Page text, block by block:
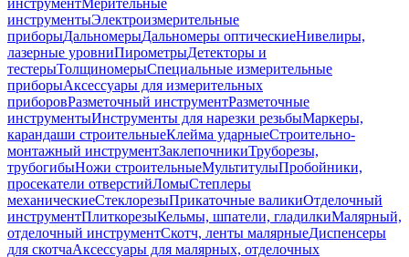
инструментМерительные
инструментыЭлектроизмерительные
приборыДальномерыДальномеры оптическиеНивелиры,
лазерные уровниПирометрыДетекторы и
тестерыТолщиномерыСпециальные измерительные
приборыАксессуары для измерительных
приборовРазметочный инструментРазметочные
инструментыИнструменты для нарезки резьбыМаркеры,
карандаши строительныеКлейма ударныеСтроительно-
монтажный инструментЗаклепочникиТруборезы,
трубогибыНожи строительныеМультитулыПробойники,
просекатели отверстийЛомыСтеплеры
механическиеСтеклорезыПрикаточные валикиОтделочный
инструментПлиткорезыКельмы, шпатели, гладилкиМалярный,
отделочный инструментСкотч, ленты малярныеДиспенсеры
для скотчаАксессуары для малярных, отделочных